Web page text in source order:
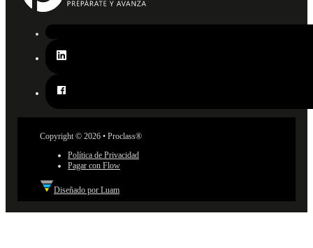
Copyright © 2026 • Proclass®
Política de Privacidad
Pagar con Flow
Diseñado por Luam